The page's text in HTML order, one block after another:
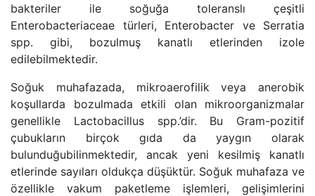
bakteriler ile soğuğa toleranslı çeşitli
Enterobacteriaceae türleri, Enterobacter ve Serratia
spp. gibi, bozulmuş kanatlı etlerinden izole
edilebilmektedir.
Soğuk muhafazada, mikroaerofilik veya anerobik
koşullarda bozulmada etkili olan mikroorganizmalar
genellikle Lactobacillus spp.’dir. Bu Gram-pozitif
çubukların birçok gıda da yaygın olarak
bulunduğubilinmektedir, ancak yeni kesilmiş kanatlı
etlerinde sayıları oldukça düşüktür. Soğuk muhafaza ve
özellikle vakum paketleme işlemleri, gelişimlerini